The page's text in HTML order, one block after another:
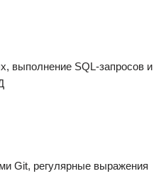
выполнение SQL-запросов и
Git, регулярные выражения